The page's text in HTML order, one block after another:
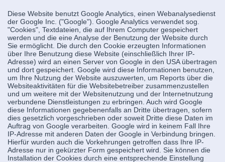
Diese Website benutzt Google Analytics, einen Webanalysedienst
der Google Inc. ("Google"). Google Analytics verwendet sog.
"Cookies", Textdateien, die auf Ihrem Computer gespeichert
werden und die eine Analyse der Benutzung der Website durch
Sie ermöglicht. Die durch den Cookie erzeugten Informationen
über Ihre Benutzung diese Website (einschließlich Ihrer IP-
Adresse) wird an einen Server von Google in den USA übertragen
und dort gespeichert. Google wird diese Informationen benutzen,
um Ihre Nutzung der Website auszuwerten, um Reports über die
Websiteaktivitäten für die Websitebetreiber zusammenzustellen
und um weitere mit der Websitenutzung und der Internetnutzung
verbundene Dienstleistungen zu erbringen. Auch wird Google
diese Informationen gegebenenfalls an Dritte übertragen, sofern
dies gesetzlich vorgeschrieben oder soweit Dritte diese Daten im
Auftrag von Google verarbeiten. Google wird in keinem Fall Ihre
IP-Adresse mit anderen Daten der Google in Verbindung bringen.
Hierfür wurden auch die Vorkehrungen getroffen dass Ihre IP-
Adresse nur in gekürzter Form gespeichert wird. Sie können die
Installation der Cookies durch eine entsprechende Einstellung